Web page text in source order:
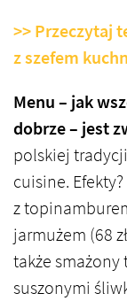
>> Przeczytaj
z szefem
Menu – jak
dobrze – jest
polskiej
cuisine.
z
jarmużem (68
także smażony
suszonymi